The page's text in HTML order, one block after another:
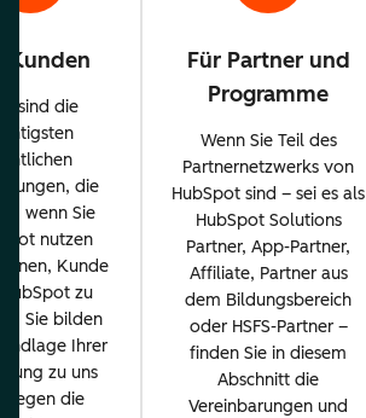
Kunden
sind die
die
wenn Sie
nutzen
Kunde
zu
Sie bilden
Ihrer
zu uns
legen die
Für Partner und
Programme
Wenn Sie Teil des
Partnernetzwerks von
HubSpot sind – sei es als
HubSpot Solutions
Partner, App-Partner,
Affiliate, Partner aus
dem Bildungsbereich
oder HSFS-Partner –
finden Sie in diesem
Abschnitt die
Vereinbarungen und